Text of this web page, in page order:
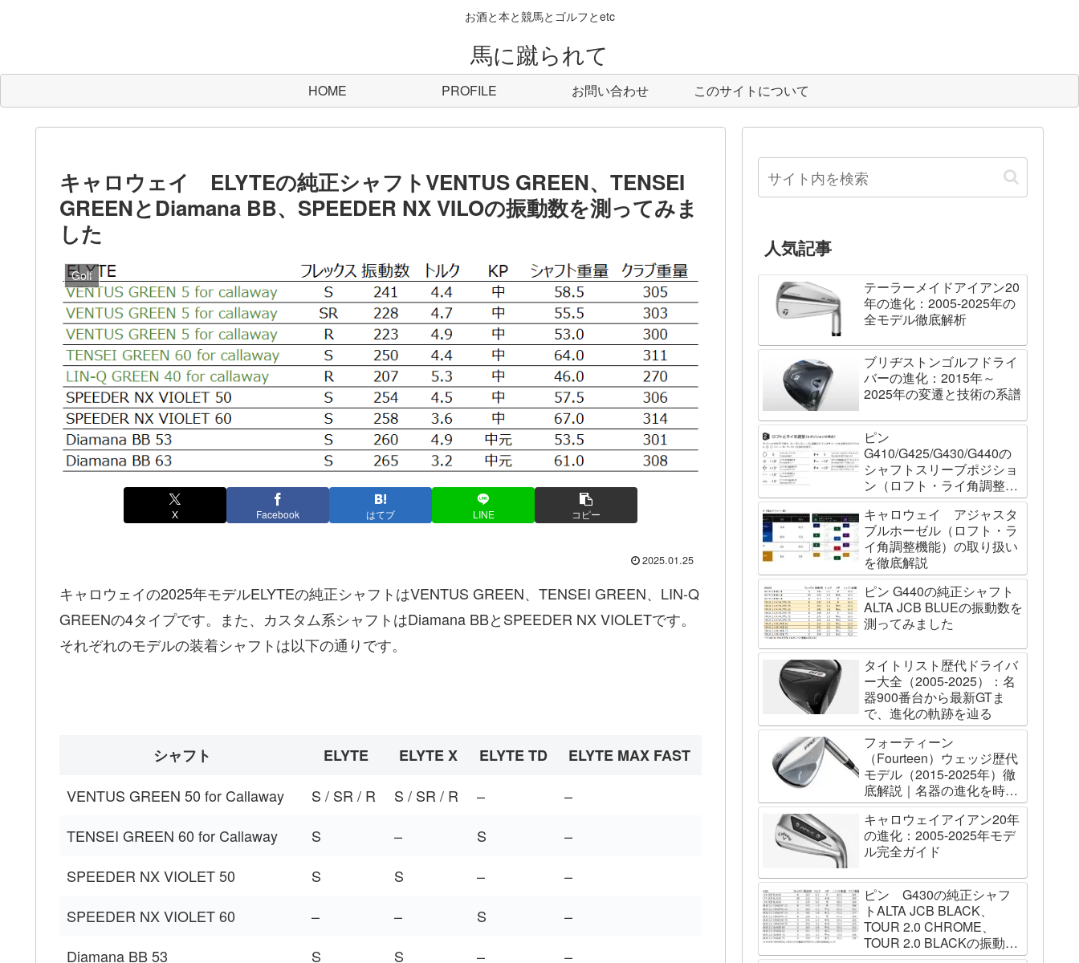
お酒と本と競馬とゴルフとetc
馬に蹴られて
HOME PROFILE お問い合わせ このサイトについて
キャロウェイ ELYTEの純正シャフトVENTUS GREEN、TENSEI
GREENとDiamana BB、SPEEDER NX VILOの振動数を測ってみま
した
Golf
X Facebook はてブ LINE コピー
2025.01.25
キャロウェイの2025年モデルELYTEの純正シャフトはVENTUS GREEN、TENSEI GREEN、LIN-Q
GREENの4タイプです。また、カスタム系シャフトはDiamana BBとSPEEDER NX VIOLETです。
それぞれのモデルの装着シャフトは以下の通りです。
シャフト ELYTE ELYTE X ELYTE TD
ELYTE MAX FAST
VENTUS GREEN 50 for Callaway
S / SR / R S / SR / R –
–
TENSEI GREEN 60 for Callaway
S – S
–
SPEEDER NX VIOLET 50
S S –
–
SPEEDER NX VIOLET 60
– – S
–
Diamana BB 53
S S –
–
人気記事
テーラーメイドアイアン20
年の進化：2005-2025年の
全モデル徹底解析
ブリヂストンゴルフドライ
バーの進化：2015年～
2025年の変遷と技術の系譜
ピン
G410/G425/G430/G440の
シャフトスリーブポジショ
ン（ロフト・ライ角調整機
能）について
キャロウェイ アジャスタ
ブルホーゼル（ロフト・ラ
イ角調整機能）の取り扱い
を徹底解説
ピン G440の純正シャフト
ALTA JCB BLUEの振動数を
測ってみました
タイトリスト歴代ドライバ
ー大全（2005-2025）：名
器900番台から最新GTま
で、進化の軌跡を辿る
フォーティーン
（Fourteen）ウェッジ歴代
モデル（2015-2025年）徹
底解説｜名器の進化を時系
列で辿る
キャロウェイアイアン20年
の進化：2005-2025年モデ
ル完全ガイド
ピン G430の純正シャフ
トALTA JCB BLACK、
TOUR 2.0 CHROME、
TOUR 2.0 BLACKの振動数
を測ってみました